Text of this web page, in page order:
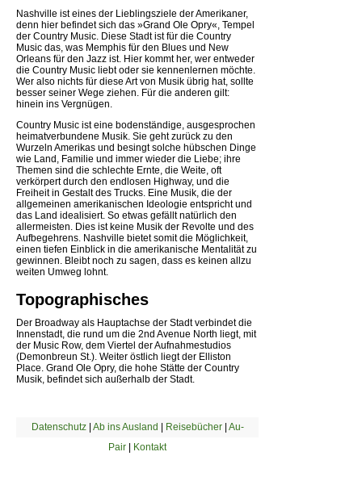
Nashville ist eines der Lieblingsziele der Amerikaner,
denn hier befindet sich das »Grand Ole Opry«, Tempel
der Country Music. Diese Stadt ist für die Country
Music das, was Memphis für den Blues und New
Orleans für den Jazz ist. Hier kommt her, wer entweder
die Country Music liebt oder sie kennenlernen möchte.
Wer also nichts für diese Art von Musik übrig hat, sollte
besser seiner Wege ziehen. Für die anderen gilt:
hinein ins Vergnügen.
Country Music ist eine bodenständige, ausgesprochen
heimatverbundene Musik. Sie geht zurück zu den
Wurzeln Amerikas und besingt solche hübschen Dinge
wie Land, Familie und immer wieder die Liebe; ihre
Themen sind die schlechte Ernte, die Weite, oft
verkörpert durch den endlosen Highway, und die
Freiheit in Gestalt des Trucks. Eine Musik, die der
allgemeinen amerikanischen Ideologie entspricht und
das Land idealisiert. So etwas gefällt natürlich den
allermeisten. Dies ist keine Musik der Revolte und des
Aufbegehrens. Nashville bietet somit die Möglichkeit,
einen tiefen Einblick in die amerikanische Mentalität zu
gewinnen. Bleibt noch zu sagen, dass es keinen allzu
weiten Umweg lohnt.
Topographisches
Der Broadway als Hauptachse der Stadt verbindet die
Innenstadt, die rund um die 2nd Avenue North liegt, mit
der Music Row, dem Viertel der Aufnahmestudios
(Demonbreun St.). Weiter östlich liegt der Elliston
Place. Grand Ole Opry, die hohe Stätte der Country
Musik, befindet sich außerhalb der Stadt.
Datenschutz| Ab ins Ausland | Reisebücher| Au-
Pair | Kontakt